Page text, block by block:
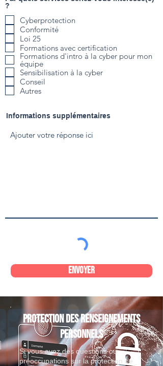
?
Cyberprotection
Conformité
Loi 25
Formations avec certification
Formations d'intro à la cyber pour mon
équipe
Sensibilisation à la cyber
Conseil
Autres
Informations supplémentaires
Envoyer
Protection des renseignements
personnels
Si vous avez des questions ou
préoccupations sur la protection de